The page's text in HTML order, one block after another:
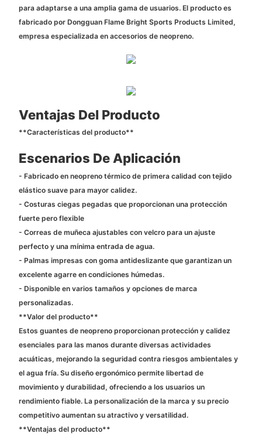
para adaptarse a una amplia gama de usuarios. El producto es
fabricado por Dongguan Flame Bright Sports Products Limited,
empresa especializada en accesorios de neopreno.
Ventajas Del Producto
**Características del producto**
Escenarios De Aplicación
- Fabricado en neopreno térmico de primera calidad con tejido
elástico suave para mayor calidez.
- Costuras ciegas pegadas que proporcionan una protección
fuerte pero flexible
- Correas de muñeca ajustables con velcro para un ajuste
perfecto y una mínima entrada de agua.
- Palmas impresas con goma antideslizante que garantizan un
excelente agarre en condiciones húmedas.
- Disponible en varios tamaños y opciones de marca
personalizadas.
**Valor del producto**
Estos guantes de neopreno proporcionan protección y calidez
esenciales para las manos durante diversas actividades
acuáticas, mejorando la seguridad contra riesgos ambientales y
el agua fría. Su diseño ergonómico permite libertad de
movimiento y durabilidad, ofreciendo a los usuarios un
rendimiento fiable. La personalización de la marca y su precio
competitivo aumentan su atractivo y versatilidad.
**Ventajas del producto**